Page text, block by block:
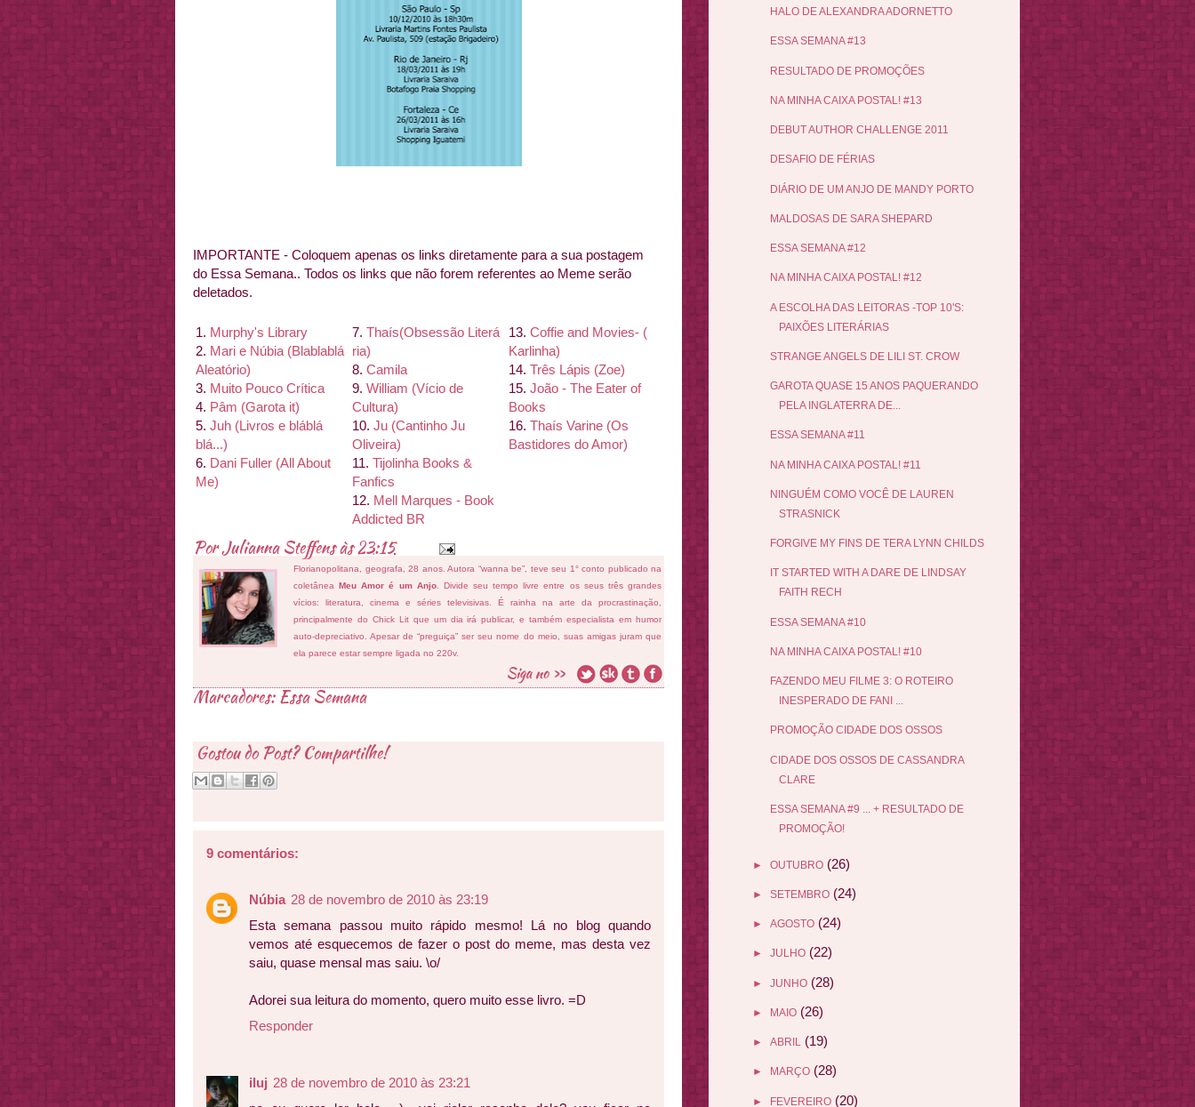
IMPORTANTE - Coloquem apenas os links diretamente para a sua postagem
do Essa Semana.. Todos os links que não forem referentes ao Meme serão
deletados.
1. Murphy's Library
2. Mari e Núbia (Blablablá
Aleatório)
3. Muito Pouco Crítica
4. Pâm (Garota it)
5. Juh (Livros e bláblá
blá...)
6. Dani Fuller (All About
Me)
7. Thaís(Obsessão Literá
ria)
8. Camila
9. William (Vício de
Cultura)
10. Ju (Cantinho Ju
Oliveira)
11. Tijolinha Books &
Fanfics
12. Mell Marques - Book
Addicted BR
13. Coffie and Movies- (
Karlinha)
14. Três Lápis (Zoe)
15. João - The Eater of
Books
16. Thaís Varine (Os
Bastidores do Amor)
PorJulianna Steffensàs23:15
Florianopolitana, geografa, 28 anos. Autora “wanna be”, teve seu 1° conto publicado na
coletâneaMeu Amor é um Anjo. Divide seu tempo livre entre os seus três grandes
vícios: literatura, cinema e séries televisivas. É rainha na arte da procrastinação,
principalmente do Chick Lit que um dia irá publicar, e também especialista em humor
auto-depreciativo. Apesar de “preguiça” ser seu nome do meio, suas amigas juram que
ela parece estar sempre ligada no 220v.
Marcadores:Essa Semana
Gostou do Post? Compartilhe!
9 comentários:
Núbia 28 de novembro de 2010 às 23:19
Esta semana passou muito rápido mesmo! Lá no blog quando
vemos até esquecemos de fazer o post do meme, mas desta vez
saiu, quase mensal mas saiu. \o/
Adorei sua leitura do momento, quero muito esse livro. =D
Responder
iluj 28 de novembro de 2010 às 23:21
HALO DE ALEXANDRA ADORNETTO
ESSA SEMANA #13
RESULTADO DE PROMOÇÕES
NA MINHA CAIXA POSTAL! #13
DEBUT AUTHOR CHALLENGE 2011
DESAFIO DE FÉRIAS
DIÁRIO DE UM ANJO DE MANDY PORTO
MALDOSAS DE SARA SHEPARD
ESSA SEMANA #12
NA MINHA CAIXA POSTAL! #12
A ESCOLHA DAS LEITORAS -TOP 10'S:
PAIXÕES LITERÁRIAS
STRANGE ANGELS DE LILI ST. CROW
GAROTA QUASE 15 ANOS PAQUERANDO
PELA INGLATERRA DE...
ESSA SEMANA #11
NA MINHA CAIXA POSTAL! #11
NINGUÉM COMO VOCÊ DE LAUREN
STRASNICK
FORGIVE MY FINS DE TERA LYNN CHILDS
IT STARTED WITH A DARE DE LINDSAY
FAITH RECH
ESSA SEMANA #10
NA MINHA CAIXA POSTAL! #10
FAZENDO MEU FILME 3: O ROTEIRO
INESPERADO DE FANI ...
PROMOÇÃO CIDADE DOS OSSOS
CIDADE DOS OSSOS DE CASSANDRA
CLARE
ESSA SEMANA #9 ... + RESULTADO DE
PROMOÇÃO!
► OUTUBRO (26)
► SETEMBRO (24)
► AGOSTO (24)
► JULHO (22)
► JUNHO (28)
► MAIO (26)
► ABRIL (19)
► MARÇO (28)
► FEVEREIRO (20)